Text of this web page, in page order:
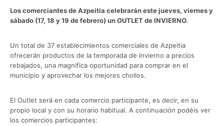
Los comerciantes de Azpeitia celebrarán este jueves, viernes y
sábado (17, 18 y 19 de febrero) un OUTLET de INVIERNO.
Un total de 37 establecimientos comerciales de Azpeitia
ofrecerán productos de la temporada de invierno a precios
rebajados, una magnifica oportunidad para comprar en el
municipio y aprovechar los mejores chollos.
El Outlet será en cada comercio participante, es decir, en su
propio local y con su horario habitual. A continuación podéis ver
los comercios participantes: